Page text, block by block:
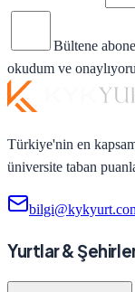
Bültene
okudum ve
Türkiye'nin en
üniversite taban
Yurtlar &